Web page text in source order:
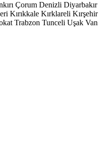
Çorum Denizli Diyarbakır
Kırıkkale Kırklareli Kırşehir
Trabzon Tunceli Uşak Van